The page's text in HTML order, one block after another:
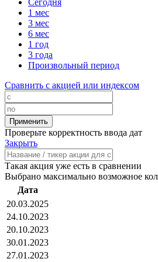
Сегодня
1 мес
3 мес
6 мес
1 год
3 года
Произвольный период
Сравнить с акцией или индексом
Проверьте корректность ввода дат
Закрыть
Такая акция уже есть в сравнении
Выбрано максимально возможное
Дата
20.03.2025
24.10.2023
20.10.2023
30.01.2023
27.01.2023